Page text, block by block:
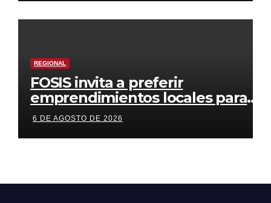
REGIONAL
FOSIS invita a preferir
emprendimientos locales para
regalar en el Día de la Niñez
6 DE AGOSTO DE 2026